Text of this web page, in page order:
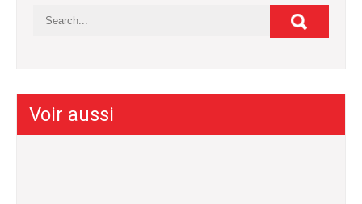
Voir aussi